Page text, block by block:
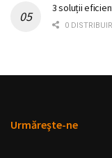
3 soluții
0 DISTRIBUIRI
Urmăreşte-ne